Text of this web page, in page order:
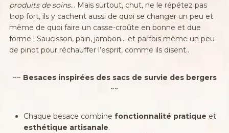
produits de soins… Mais surtout, chut, ne le répétez pas
trop fort, ils y cachent aussi de quoi se changer un peu et
même de quoi faire un casse-croûte en bonne et due
forme ! Saucisson, pain, jambon… et parfois même un peu
de pinot pour réchauffer l’esprit, comme ils disent..
~~ Besaces inspirées des sacs de survie des bergers
~~
Chaque besace combinefonctionnalité pratique et
esthétique artisanale.